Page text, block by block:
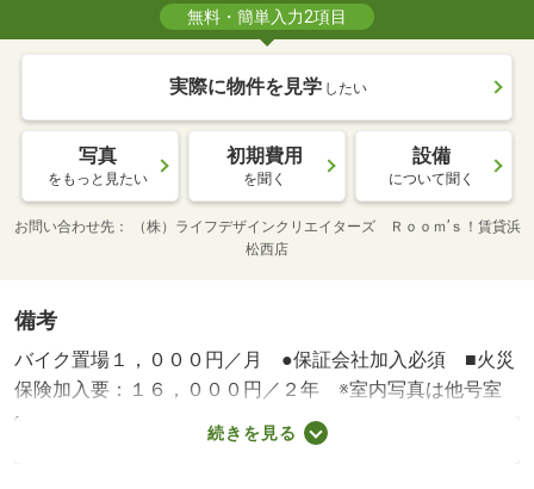
無料・簡単入力2項目
実際に物件を見学 したい
写真
をもっと見たい
初期費用
を聞く
設備
について聞く
お問い合わせ先
（株）ライフデザインクリエイターズ Ｒｏｏｍ’ｓ！賃貸浜
松西店
備考
バイク置場１，０００円／月 ●保証会社加入必須 ■火災
保険加入要：１６，０００円／２年 ※室内写真は他号室
のものとなります。・賃貸保証等：加入要（全保連株式会
社利用必須 初回保証料・・・賃料総額の５０％ 更新保
続きを見る